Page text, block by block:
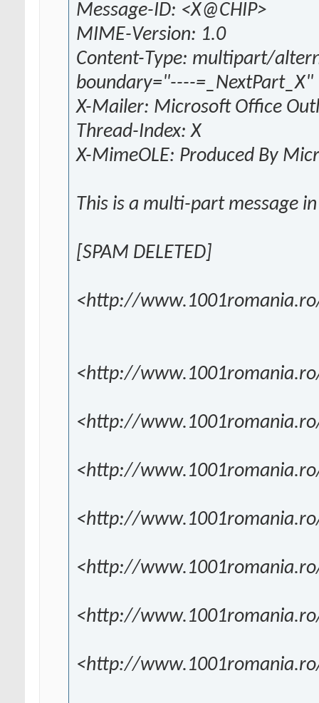
Message-ID: <X@CHIP>
MIME-Version: 1.0
Content-Type: multipart/
boundary="----=_NextPart_X"
X-Mailer: Microsoft Office
Thread-Index: X
X-MimeOLE: Produced By
This is a multi-part message
[SPAM DELETED]
<http://
<http://
<http://
<http://
<http://
<http://
<http://
<http://